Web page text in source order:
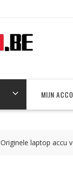
MIJN
Originele laptop accu